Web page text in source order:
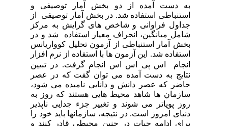
به دست آمده از دو بخش آمار توصیفی و
استنباطی استفاده شد. در بخش آمار توصیفی از
جداول فراوانی و شاخص های گرایش به مرکز
شامل میانگین، انحراف معیار استفاده شد و در
بخش آمار استنباطی از آزمون تحلیل کوواریانس
استفاده شد. این آزمون ها با استفاده از نرم افزار
انجام اس پی اس اس انجام گرفت. در تبیین
نتایج به دست آمده می توان گفت که در عصر
حاضر که عصر دانش و دانایی نامیده می شود،
سازمان ها شاهد محیط هایی هستند که روز به
روز پویاتر می شوند و تغییر جزء جدایی ناپذیر
دنیای امروز است. در نتیجه، سازمانها باید خود را
برای ادامه حیات در چنین محیطی قادر کنند و